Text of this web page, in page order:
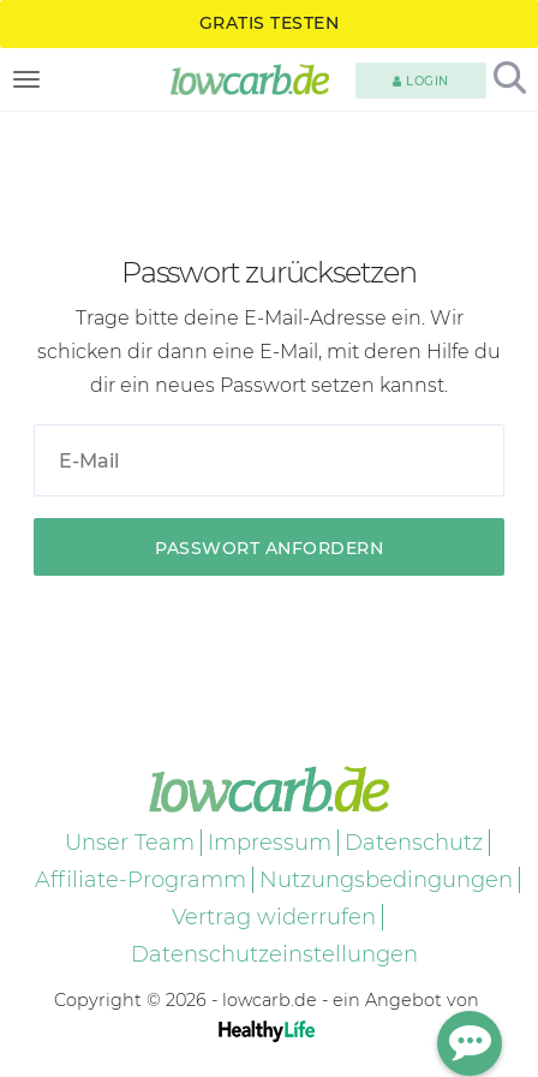
GRATIS TESTEN
TOGGLE NAVIGATION LOGIN
Passwort zurücksetzen
Trage bitte deine E-Mail-Adresse ein. Wir
schicken dir dann eine E-Mail , mit deren Hilfe du
dir ein neues Passwort setzen kannst.
Unser Team Impressum
Datenschutz
Affiliate-Programm
Nutzungsbedingungen
Vertrag widerrufen
Datenschutzeinstellungen
Copyright © 2026 - lowcarb.de - ein Angebot von